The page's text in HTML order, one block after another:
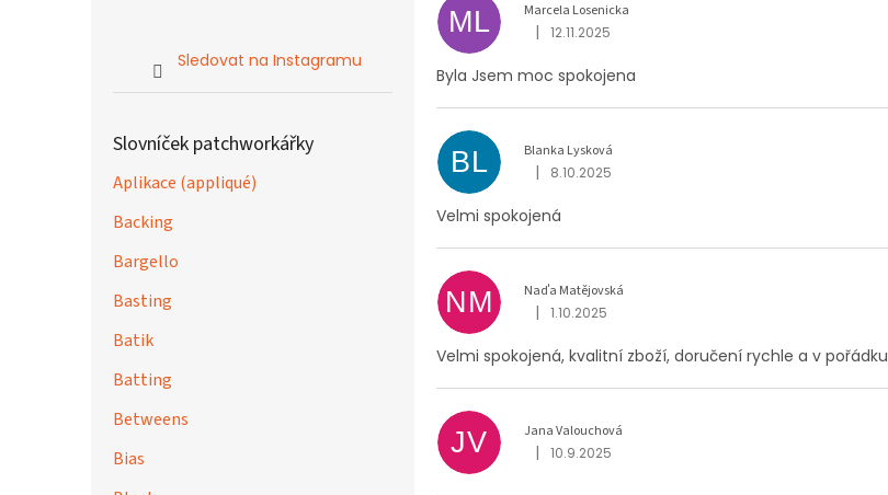
Sledovat na Instagramu
Slovníček patchworkářky
Aplikace (appliqué)
Backing
Bargello
Basting
Batik
Batting
Betweens
Bias
ML Marcela Losenicka
Hodnocení obchodu je 5 z 5 hvězdiček.
| 12.11.2025
Byla Jsem moc spokojena
BL Blanka Lysková
Hodnocení obchodu je 5 z 5 hvězdiček.
| 8.10.2025
Velmi spokojená
NM Naďa Matějovská
Hodnocení obchodu je 5 z 5 hvězdiček.
| 1.10.2025
Velmi spokojená, kvalitní zboží, doručení rychle a v pořádku
JV Jana Valouchová
Hodnocení obchodu je 5 z 5 hvězdiček.
| 10.9.2025